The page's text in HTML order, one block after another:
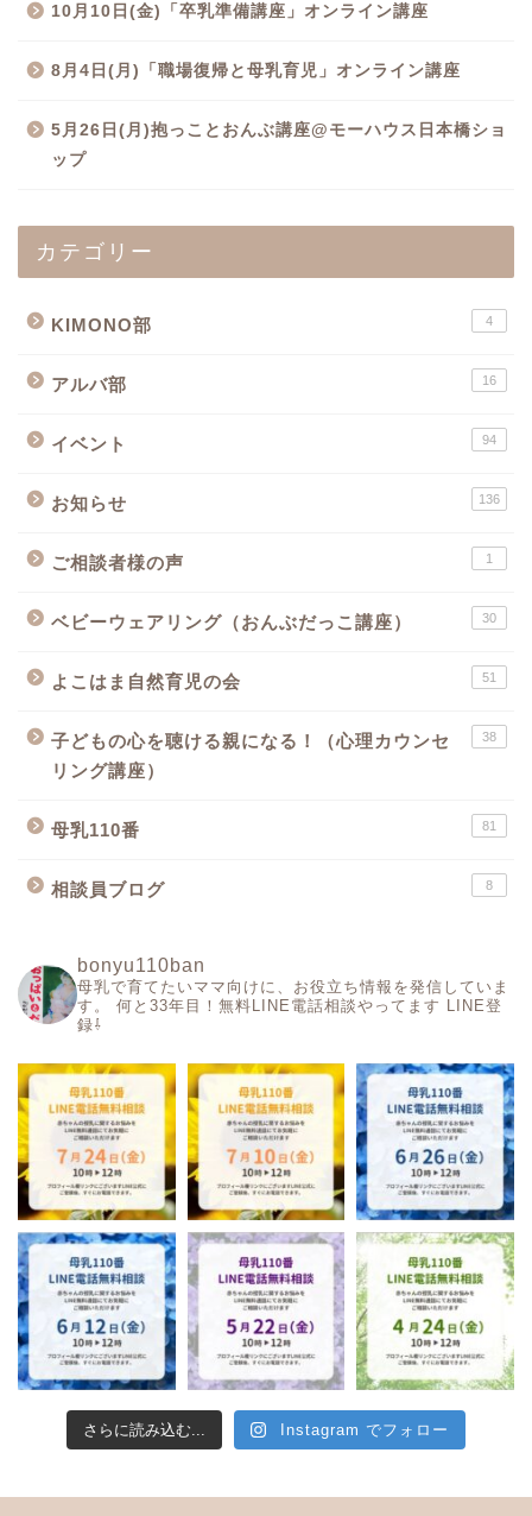
10月10日(金)「卒乳準備講座」オンライン講座
8月4日(月)「職場復帰と母乳育児」オンライン講座
5月26日(月)抱っことおんぶ講座@モーハウス日本橋ショ
ップ
カテゴリー
KIMONO部 4
アルバ部 16
イベント 94
お知らせ 136
ご相談者様の声 1
ベビーウェアリング（おんぶだっこ講座） 30
よこはま自然育児の会 51
子どもの心を聴ける親になる！（心理カウンセ
リング講座）
38
母乳110番 81
相談員ブログ 8
bonyu110ban
母乳で育てたいママ向けに、お役立ち情報を発信していま
す。
何と33年目！無料LINE電話相談やってます LINE登
録⇩
さらに読み込む... Instagram でフォロー